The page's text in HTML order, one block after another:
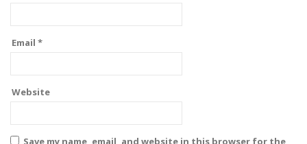
Email *
Website
Save my name, email, and website in this browser for the